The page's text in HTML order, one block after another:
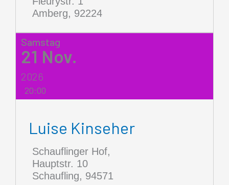
Amberg, 92224
Samstag
21 Nov.
2026
20:00
Luise Kinseher
Schauflinger Hof,
Hauptstr. 10
Schaufling, 94571